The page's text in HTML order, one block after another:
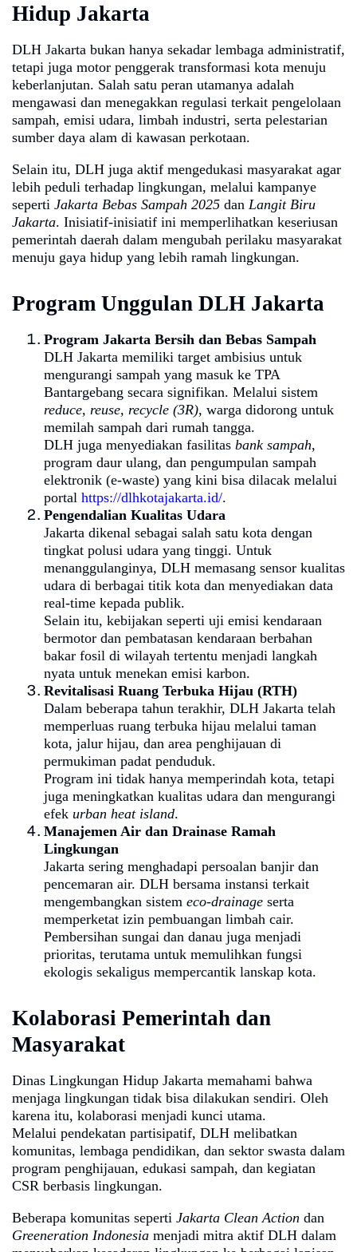
Hidup Jakarta
DLH Jakarta bukan hanya sekadar lembaga administratif,
tetapi juga motor penggerak transformasi kota menuju
keberlanjutan. Salah satu peran utamanya adalah
mengawasi dan menegakkan regulasi terkait pengelolaan
sampah, emisi udara, limbah industri, serta pelestarian
sumber daya alam di kawasan perkotaan.
Selain itu, DLH juga aktif mengedukasi masyarakat agar
lebih peduli terhadap lingkungan, melalui kampanye
seperti Jakarta Bebas Sampah 2025 dan Langit Biru
Jakarta. Inisiatif-inisiatif ini memperlihatkan keseriusan
pemerintah daerah dalam mengubah perilaku masyarakat
menuju gaya hidup yang lebih ramah lingkungan.
Program Unggulan DLH Jakarta
Program Jakarta Bersih dan Bebas Sampah
DLH Jakarta memiliki target ambisius untuk
mengurangi sampah yang masuk ke TPA
Bantargebang secara signifikan. Melalui sistem
reduce, reuse, recycle (3R), warga didorong untuk
memilah sampah dari rumah tangga.
DLH juga menyediakan fasilitas bank sampah,
program daur ulang, dan pengumpulan sampah
elektronik (e-waste) yang kini bisa dilacak melalui
portal https://dlhkotajakarta.id/.
Pengendalian Kualitas Udara
Jakarta dikenal sebagai salah satu kota dengan
tingkat polusi udara yang tinggi. Untuk
menanggulanginya, DLH memasang sensor kualitas
udara di berbagai titik kota dan menyediakan data
real-time kepada publik.
Selain itu, kebijakan seperti uji emisi kendaraan
bermotor dan pembatasan kendaraan berbahan
bakar fosil di wilayah tertentu menjadi langkah
nyata untuk menekan emisi karbon.
Revitalisasi Ruang Terbuka Hijau (RTH)
Dalam beberapa tahun terakhir, DLH Jakarta telah
memperluas ruang terbuka hijau melalui taman
kota, jalur hijau, dan area penghijauan di
permukiman padat penduduk.
Program ini tidak hanya memperindah kota, tetapi
juga meningkatkan kualitas udara dan mengurangi
efek urban heat island.
Manajemen Air dan Drainase Ramah
Lingkungan
Jakarta sering menghadapi persoalan banjir dan
pencemaran air. DLH bersama instansi terkait
mengembangkan sistem eco-drainage serta
memperketat izin pembuangan limbah cair.
Pembersihan sungai dan danau juga menjadi
prioritas, terutama untuk memulihkan fungsi
ekologis sekaligus mempercantik lanskap kota.
Kolaborasi Pemerintah dan
Masyarakat
Dinas Lingkungan Hidup Jakarta memahami bahwa
menjaga lingkungan tidak bisa dilakukan sendiri. Oleh
karena itu, kolaborasi menjadi kunci utama.
Melalui pendekatan partisipatif, DLH melibatkan
komunitas, lembaga pendidikan, dan sektor swasta dalam
program penghijauan, edukasi sampah, dan kegiatan
CSR berbasis lingkungan.
Beberapa komunitas seperti Jakarta Clean Action dan
Greeneration Indonesia menjadi mitra aktif DLH dalam